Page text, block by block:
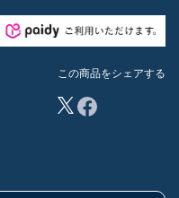
この商品をシェアする